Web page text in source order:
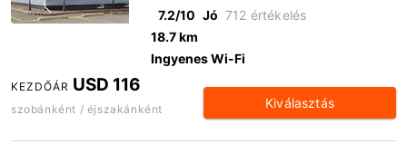
7.2/10 Jó 712 értékelés
18.7 km
Ingyenes Wi-Fi
KEZDŐÁR USD 116
szobánként / éjszakánként Kiválasztás